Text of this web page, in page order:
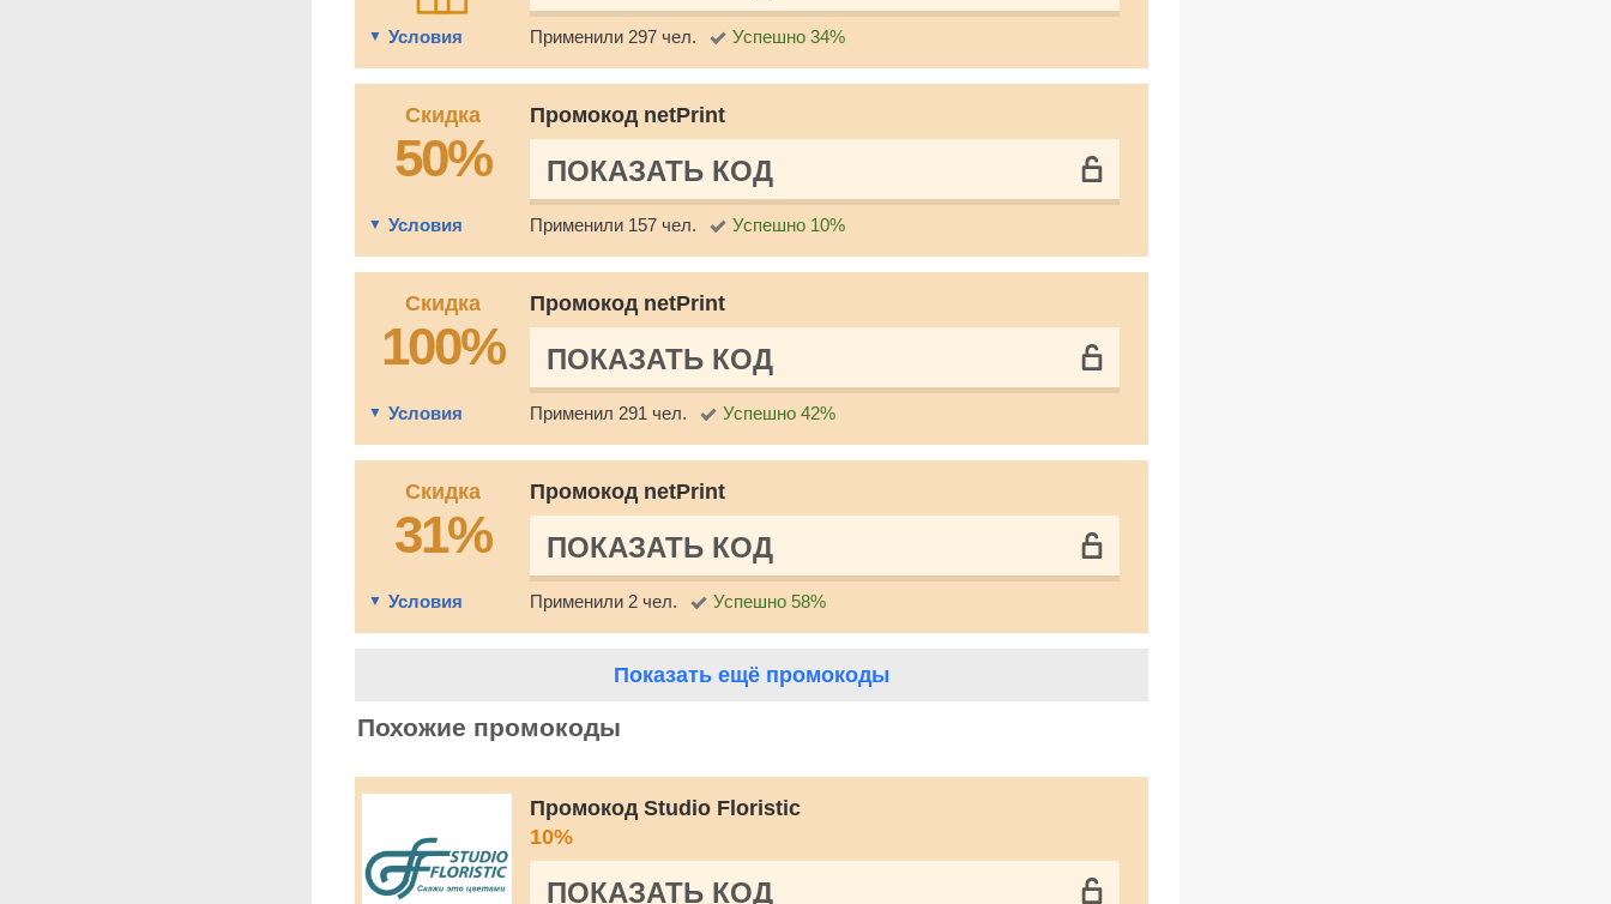
Условия Применили 297 чел. Успешно 34%
Скидка
50%
Промокод netPrint
ПОКАЗАТЬ КОД
Условия Применили 157 чел. Успешно 10%
Скидка
100%
Промокод netPrint
ПОКАЗАТЬ КОД
Условия Применил 291 чел. Успешно 42%
Скидка
31%
Промокод netPrint
ПОКАЗАТЬ КОД
Условия Применили 2 чел. Успешно 58%
Показать ещё промокоды
Похожие промокоды
Промокод Studio Floristic
10%
ПОКАЗАТЬ КОД